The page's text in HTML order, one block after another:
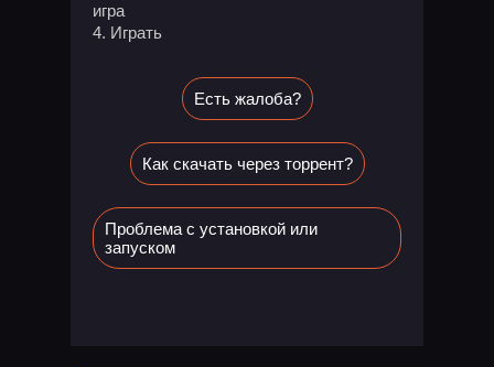
игра
4. Играть
Есть жалоба?
Как скачать через торрент?
Проблема с установкой или
запуском